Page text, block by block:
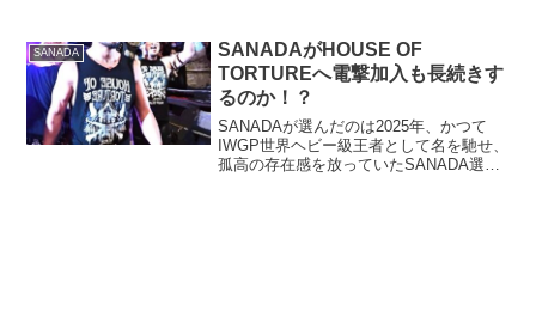
SANADA
SANADAがHOUSE OF
TORTUREへ電撃加入も長続きす
るのか！？
SANADAが選んだのは2025年、かつて
IWGP世界ヘビー級王者として名を馳せ、
孤高の存在感を放っていたSANADA選手